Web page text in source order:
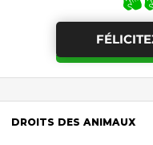
DROITS DES ANIMAUX